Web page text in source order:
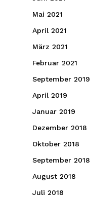
Mai 2021
April 2021
März 2021
Februar 2021
September 2019
April 2019
Januar 2019
Dezember 2018
Oktober 2018
September 2018
August 2018
Juli 2018